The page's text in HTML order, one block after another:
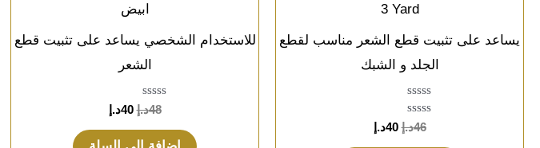
3 Yard
يساعد على تثبيت قطع الشعر مناسب لقطع
الجلد و الشبك
تم
التقييم
46د.إ 40د.إ
ابيض
للاستخدام الشخصي يساعد على تثبيت قطع
الشعر
تم
التقييم
0
من
48د.إ 40د.إ